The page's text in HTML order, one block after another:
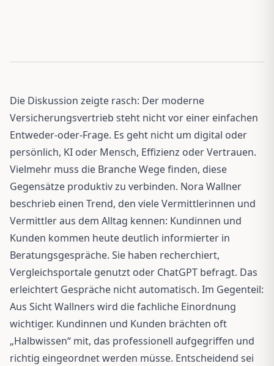
Die Diskussion zeigte rasch: Der moderne
Versicherungsvertrieb steht nicht vor einer einfachen
Entweder-oder-Frage. Es geht nicht um digital oder
persönlich, KI oder Mensch, Effizienz oder Vertrauen.
Vielmehr muss die Branche Wege finden, diese
Gegensätze produktiv zu verbinden. Nora Wallner
beschrieb einen Trend, den viele Vermittlerinnen und
Vermittler aus dem Alltag kennen: Kundinnen und
Kunden kommen heute deutlich informierter in
Beratungsgespräche. Sie haben recherchiert,
Vergleichsportale genutzt oder ChatGPT befragt. Das
erleichtert Gespräche nicht automatisch. Im Gegenteil:
Aus Sicht Wallners wird die fachliche Einordnung
wichtiger. Kundinnen und Kunden brächten oft
„Halbwissen“ mit, das professionell aufgegriffen und
richtig eingeordnet werden müsse. Entscheidend sei